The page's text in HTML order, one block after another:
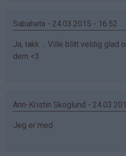
Sabaheta - 24.03.2015 - 16:52
Ja, takk ... Ville blitt veldig glad
dem <3
Ann-Kristin Skoglund -
Jeg er med